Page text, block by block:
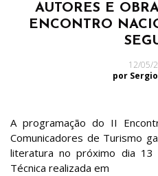
AUTORES E
ENCONTRO
12/05/
por
A programação do II
Comunicadores de Turismo
literatura no próximo dia 13
Técnica realizada em